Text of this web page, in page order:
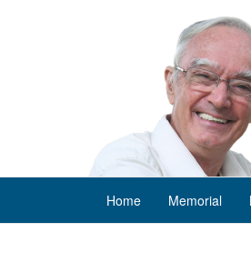
Home Memorial